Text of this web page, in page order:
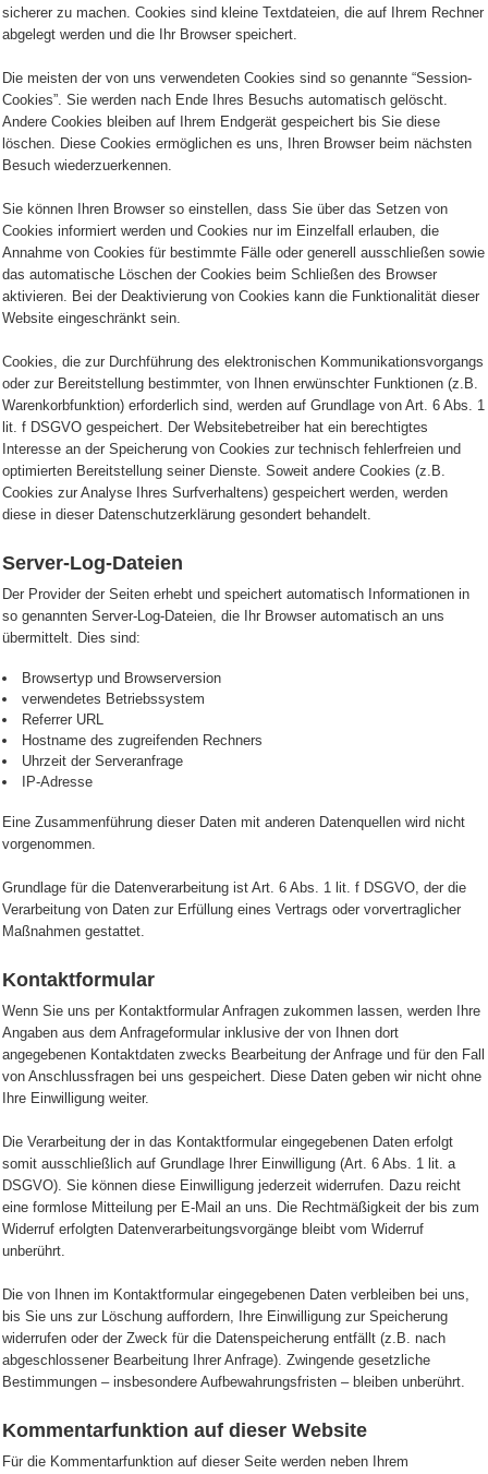
sicherer zu machen. Cookies sind kleine Textdateien, die auf Ihrem Rechner
abgelegt werden und die Ihr Browser speichert.
Die meisten der von uns verwendeten Cookies sind so genannte “Session-
Cookies”. Sie werden nach Ende Ihres Besuchs automatisch gelöscht.
Andere Cookies bleiben auf Ihrem Endgerät gespeichert bis Sie diese
löschen. Diese Cookies ermöglichen es uns, Ihren Browser beim nächsten
Besuch wiederzuerkennen.
Sie können Ihren Browser so einstellen, dass Sie über das Setzen von
Cookies informiert werden und Cookies nur im Einzelfall erlauben, die
Annahme von Cookies für bestimmte Fälle oder generell ausschließen sowie
das automatische Löschen der Cookies beim Schließen des Browser
aktivieren. Bei der Deaktivierung von Cookies kann die Funktionalität dieser
Website eingeschränkt sein.
Cookies, die zur Durchführung des elektronischen Kommunikationsvorgangs
oder zur Bereitstellung bestimmter, von Ihnen erwünschter Funktionen (z.B.
Warenkorbfunktion) erforderlich sind, werden auf Grundlage von Art. 6 Abs. 1
lit. f DSGVO gespeichert. Der Websitebetreiber hat ein berechtigtes
Interesse an der Speicherung von Cookies zur technisch fehlerfreien und
optimierten Bereitstellung seiner Dienste. Soweit andere Cookies (z.B.
Cookies zur Analyse Ihres Surfverhaltens) gespeichert werden, werden
diese in dieser Datenschutzerklärung gesondert behandelt.
Server-Log-Dateien
Der Provider der Seiten erhebt und speichert automatisch Informationen in
so genannten Server-Log-Dateien, die Ihr Browser automatisch an uns
übermittelt. Dies sind:
Browsertyp und Browserversion
verwendetes Betriebssystem
Referrer URL
Hostname des zugreifenden Rechners
Uhrzeit der Serveranfrage
IP-Adresse
Eine Zusammenführung dieser Daten mit anderen Datenquellen wird nicht
vorgenommen.
Grundlage für die Datenverarbeitung ist Art. 6 Abs. 1 lit. f DSGVO, der die
Verarbeitung von Daten zur Erfüllung eines Vertrags oder vorvertraglicher
Maßnahmen gestattet.
Kontaktformular
Wenn Sie uns per Kontaktformular Anfragen zukommen lassen, werden Ihre
Angaben aus dem Anfrageformular inklusive der von Ihnen dort
angegebenen Kontaktdaten zwecks Bearbeitung der Anfrage und für den Fall
von Anschlussfragen bei uns gespeichert. Diese Daten geben wir nicht ohne
Ihre Einwilligung weiter.
Die Verarbeitung der in das Kontaktformular eingegebenen Daten erfolgt
somit ausschließlich auf Grundlage Ihrer Einwilligung (Art. 6 Abs. 1 lit. a
DSGVO). Sie können diese Einwilligung jederzeit widerrufen. Dazu reicht
eine formlose Mitteilung per E-Mail an uns. Die Rechtmäßigkeit der bis zum
Widerruf erfolgten Datenverarbeitungsvorgänge bleibt vom Widerruf
unberührt.
Die von Ihnen im Kontaktformular eingegebenen Daten verbleiben bei uns,
bis Sie uns zur Löschung auffordern, Ihre Einwilligung zur Speicherung
widerrufen oder der Zweck für die Datenspeicherung entfällt (z.B. nach
abgeschlossener Bearbeitung Ihrer Anfrage). Zwingende gesetzliche
Bestimmungen – insbesondere Aufbewahrungsfristen – bleiben unberührt.
Kommentarfunktion auf dieser Website
Für die Kommentarfunktion auf dieser Seite werden neben Ihrem